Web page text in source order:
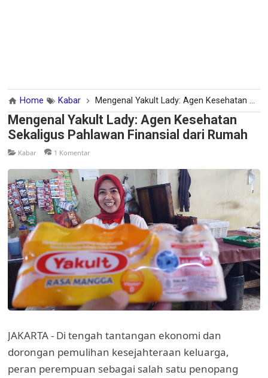
Home Kabar Mengenal Yakult Lady: Agen Kesehatan Sekaligus Pahlawan Finansial dari Rumah
Mengenal Yakult Lady: Agen Kesehatan
Sekaligus Pahlawan Finansial dari Rumah
Kabar 1 Komentar
JAKARTA - Di tengah tantangan ekonomi dan
dorongan pemulihan kesejahteraan keluarga,
peran perempuan sebagai salah satu penopang